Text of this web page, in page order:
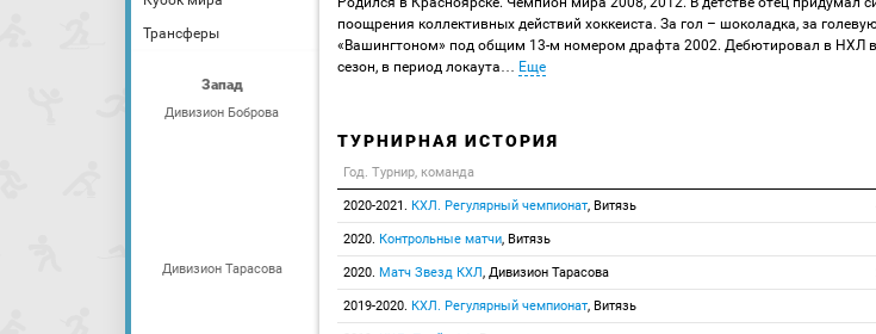
Трансферы
Запад
Дивизион Боброва
Дивизион Тарасова
поощрения коллективных действий хоккеиста. За гол – шоколадка, за
«Вашингтоном» под общим 13-м номером драфта 2002. Дебютировал в НХЛ
сезон, в период локаута… Еще
ТУРНИРНАЯ ИСТОРИЯ
Год. Турнир, команда
2020-2021. КХЛ. Регулярный чемпионат, Витязь
2020. Контрольные матчи, Витязь
2020. Матч Звезд КХЛ, Дивизион Тарасова
2019-2020. КХЛ. Регулярный чемпионат, Витязь